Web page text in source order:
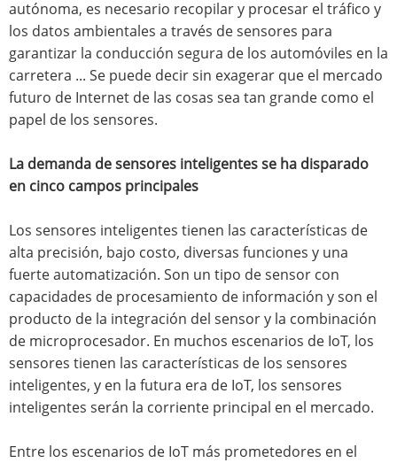
autónoma, es necesario recopilar y procesar el tráfico y
los datos ambientales a través de sensores para
garantizar la conducción segura de los automóviles en la
carretera ... Se puede decir sin exagerar que el mercado
futuro de Internet de las cosas sea tan grande como el
papel de los sensores.
La demanda de sensores inteligentes se ha disparado
en cinco campos principales
Los sensores inteligentes tienen las características de
alta precisión, bajo costo, diversas funciones y una
fuerte automatización. Son un tipo de sensor con
capacidades de procesamiento de información y son el
producto de la integración del sensor y la combinación
de microprocesador. En muchos escenarios de IoT, los
sensores tienen las características de los sensores
inteligentes, y en la futura era de IoT, los sensores
inteligentes serán la corriente principal en el mercado.
Entre los escenarios de IoT más prometedores en el